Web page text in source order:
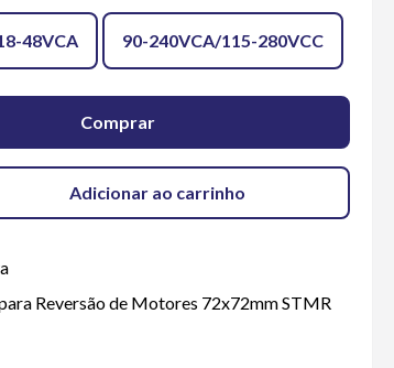
48VCA 90-240VCA/115-280VCC
Comprar
Adicionar ao carrinho
Reversão de Motores 72x72mm STMR